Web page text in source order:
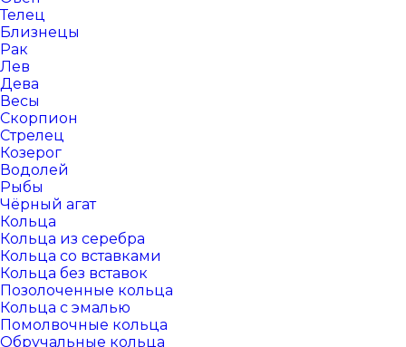
Телец
Близнецы
Рак
Лев
Дева
Весы
Скорпион
Стрелец
Козерог
Водолей
Рыбы
Чёрный агат
Кольца
Кольца из серебра
Кольца со вставками
Кольца без вставок
Позолоченные кольца
Кольца с эмалью
Помолвочные кольца
Обручальные кольца